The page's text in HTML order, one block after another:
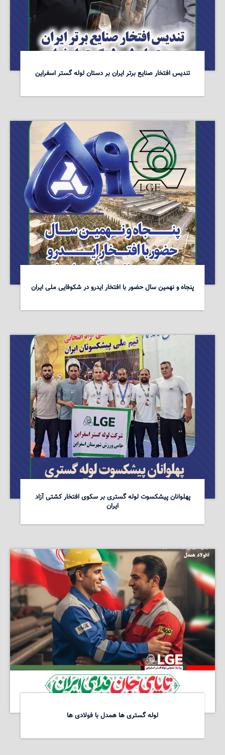
تندیس افتخار صنایع برتر ایران بر دستان لوله گستر اسفراین
پنجاه و نهمین سال حضور با افتخار ایدرو در شکوفایی ملی ایران
پهلوانان پیشکسوت لوله گستری بر سکوی افتخار کشتی آزاد
ایران
لوله گستری ها همدل با فولادی ها